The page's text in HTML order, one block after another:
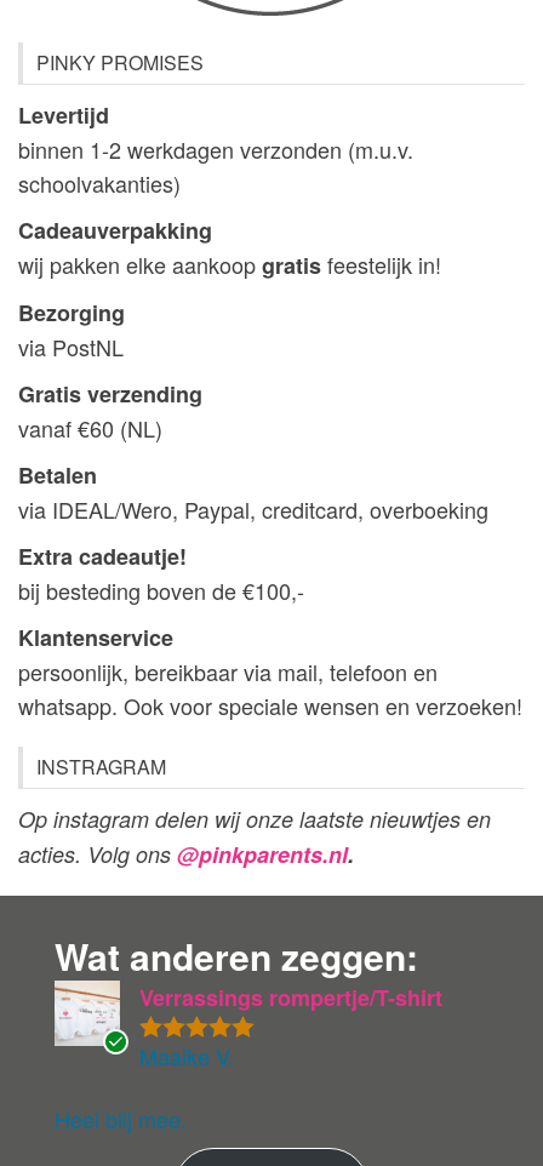
PINKY PROMISES
Levertijd
binnen 1-2 werkdagen verzonden (m.u.v.
schoolvakanties)
Cadeauverpakking
wij pakken elke aankoopgratisfeestelijk in!
Bezorging
via PostNL
Gratis verzending
vanaf €60 (NL)
Betalen
via IDEAL/Wero, Paypal, creditcard, overboeking
Extra cadeautje!
bij besteding boven de €100,-
Klantenservice
persoonlijk, bereikbaar via mail, telefoon en
whatsapp. Ook voor speciale wensen en verzoeken!
INSTRAGRAM
Op instagram delen wij onze laatste nieuwtjes en
acties. Volg ons @pinkparents.nl.
Wat anderen zeggen:
eri
Gewaardeer
Verrassings rompertje/T-shirt
Maaike V.
Heel blij mee.